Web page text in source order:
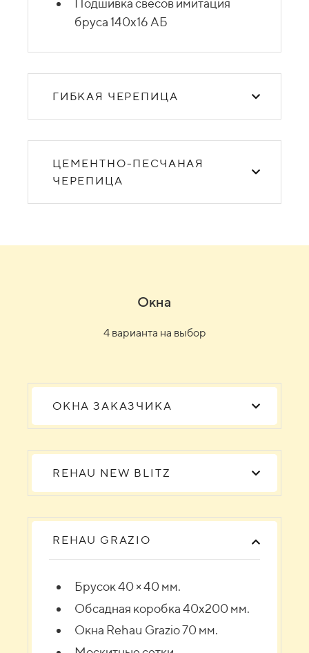
Подшивка свесов имитация
бруса 140х16 АБ
ГИБКАЯ ЧЕРЕПИЦА
ЦЕМЕНТНО-ПЕСЧАНАЯ
ЧЕРЕПИЦА
Окна
4 варианта на выбор
ОКНА ЗАКАЗЧИКА
REHAU NEW BLITZ
REHAU GRAZIO
Брусок 40 × 40 мм.
Обсадная коробка 40х200 мм.
Окна Rehau Grazio 70 мм.